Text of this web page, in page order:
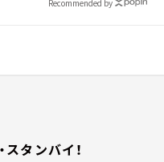
Recommended by
スタンバイ！